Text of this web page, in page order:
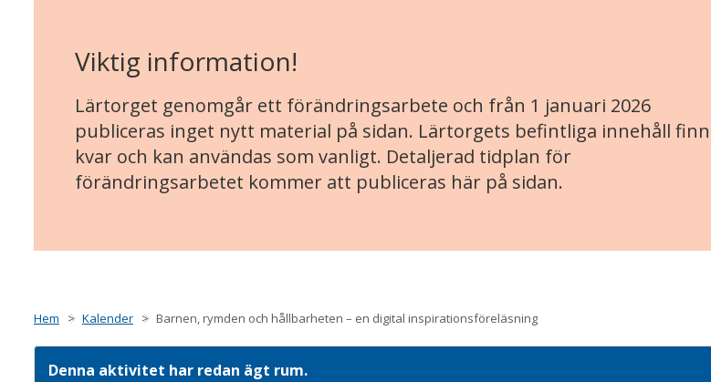
Viktig information!
Lärtorget genomgår ett förändringsarbete och från 1 januari 2026
publiceras inget nytt material på sidan. Lärtorgets befintliga innehåll
kvar och kan användas som vanligt. Detaljerad tidplan för
förändringsarbetet kommer att publiceras här på sidan.
Hem Kalender Barnen, rymden och hållbarheten – en digital inspirationsföreläsning
Denna aktivitet har redan ägt rum.